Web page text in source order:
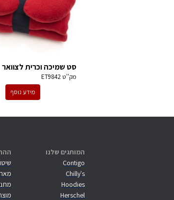
סט שמיכה וכרית לצוואר
מק''טET9842
מידע נוסף
המותגים שלנו
Contigo
Chilly's
Hoodies
Herschel